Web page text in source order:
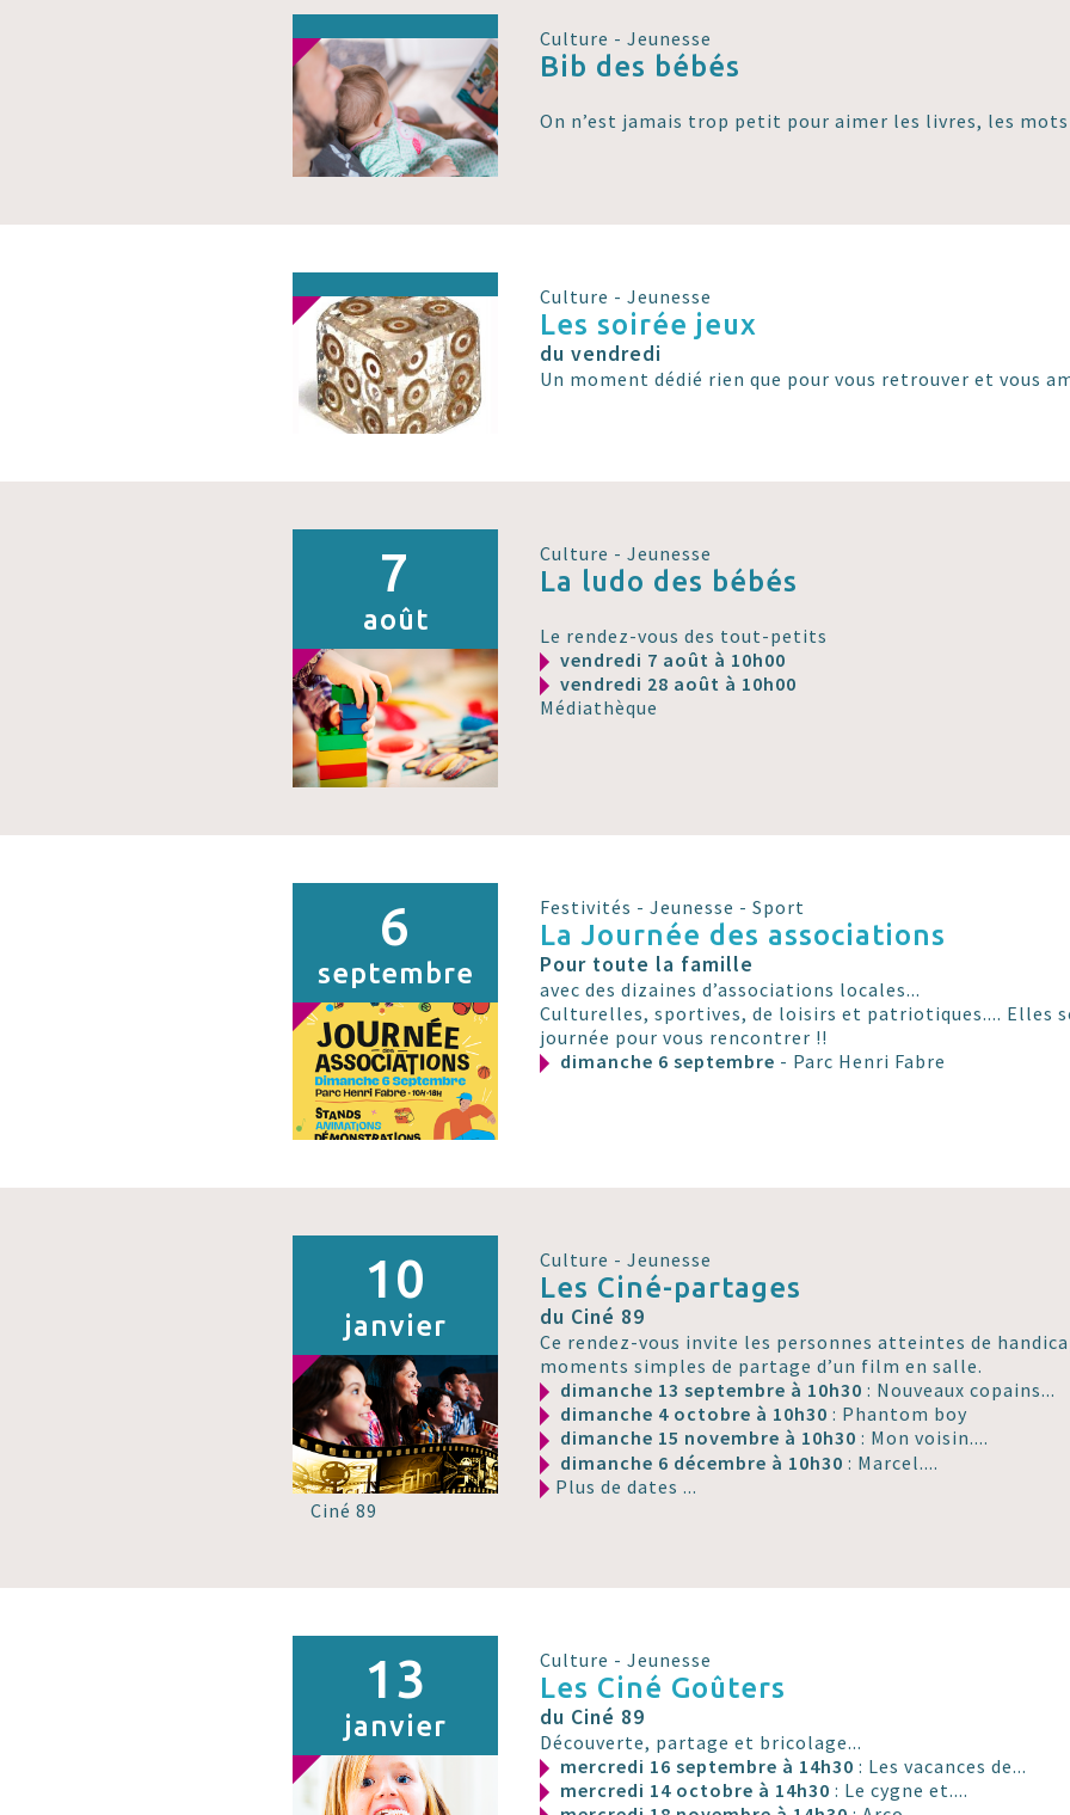
Culture - Jeunesse
Bib des bébés
On n’est jamais trop petit pour aimer les livres, les
Culture - Jeunesse
Les soirée jeux
du vendredi
Un moment dédié rien que pour vous retrouver et vous
7
août
Culture - Jeunesse
La ludo des bébés
Le rendez-vous des tout-petits
vendredi 7 août à 10h00
vendredi 28 août à 10h00
Médiathèque
6
septembre
Festivités - Jeunesse - Sport
La Journée des associations
Pour toute la famille
avec des dizaines d’associations locales...
Culturelles, sportives, de loisirs et patriotiques.... Elles
journée pour vous rencontrer !!
dimanche 6 septembre - Parc Henri Fabre
10
janvier
Culture - Jeunesse
Les Ciné-partages
du Ciné 89
Ce rendez-vous invite les personnes atteintes de
moments simples de partage d’un film en salle.
dimanche 13 septembre à 10h30: Nouveaux copains...
dimanche 4 octobre à 10h30: Phantom boy
dimanche 15 novembre à 10h30: Mon voisin....
dimanche 6 décembre à 10h30: Marcel....
Plus de dates ...
Ciné 89
13
janvier
Culture - Jeunesse
Les Ciné Goûters
du Ciné 89
Découverte, partage et bricolage...
mercredi 16 septembre à 14h30: Les vacances de...
mercredi 14 octobre à 14h30: Le cygne et....